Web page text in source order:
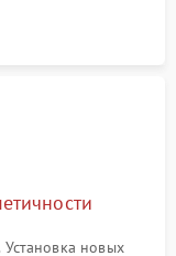
проводки.
новых